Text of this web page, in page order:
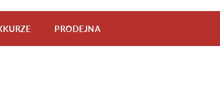
PRODEJNA